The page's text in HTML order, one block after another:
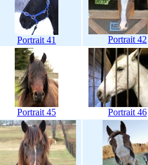
Portrait 41 Portrait 42
Portrait 45 Portrait 46